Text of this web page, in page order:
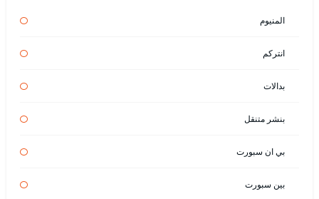
المنيوم
انتركم
بدالات
بنشر متنقل
بي ان سبورت
بين سبورت